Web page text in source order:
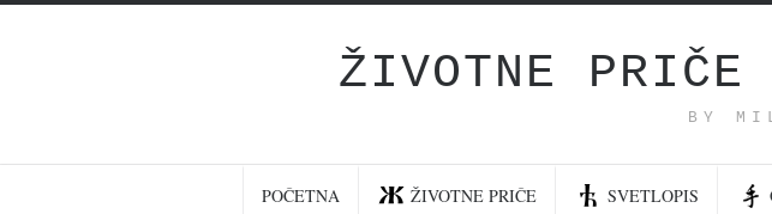
ŽIVOTNE
BY
POČETNA ŽIVOTNE PRIČE SVETLOPIS